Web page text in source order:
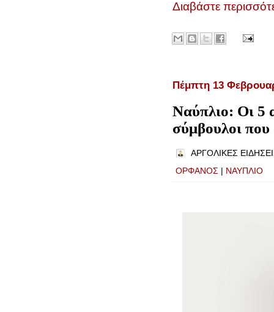
Διαβάστε
Πέμπτη 13
Ναύπλιο: Οι 5
σύμβουλοι
ΑΡΓΟΛΙΚΕΣ
ΟΡΦΑΝΟΣ
ΝΑΥΠΛΙΟ